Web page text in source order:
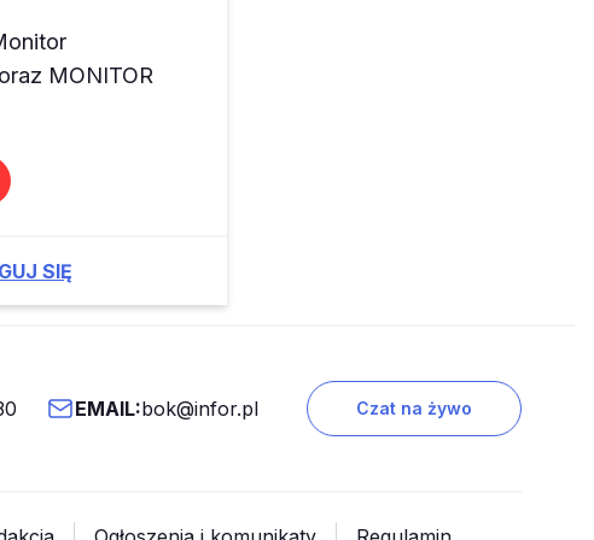
MONITOR
SIĘ
EMAIL:bok@infor.pl Czat na żywo